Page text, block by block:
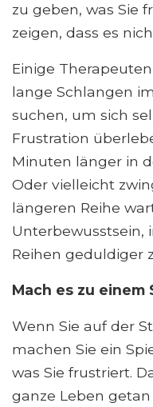
zu geben, was Sie
zeigen, dass es
Einige
lange Schlangen
suchen, um sich
Frustration
Minuten länger in
Oder vielleicht
längeren Reihe
Unterbewusstsein,
Reihen geduldiger
Mach es zu einem
Wenn Sie auf der
machen Sie ein
was Sie frustriert.
ganze Leben